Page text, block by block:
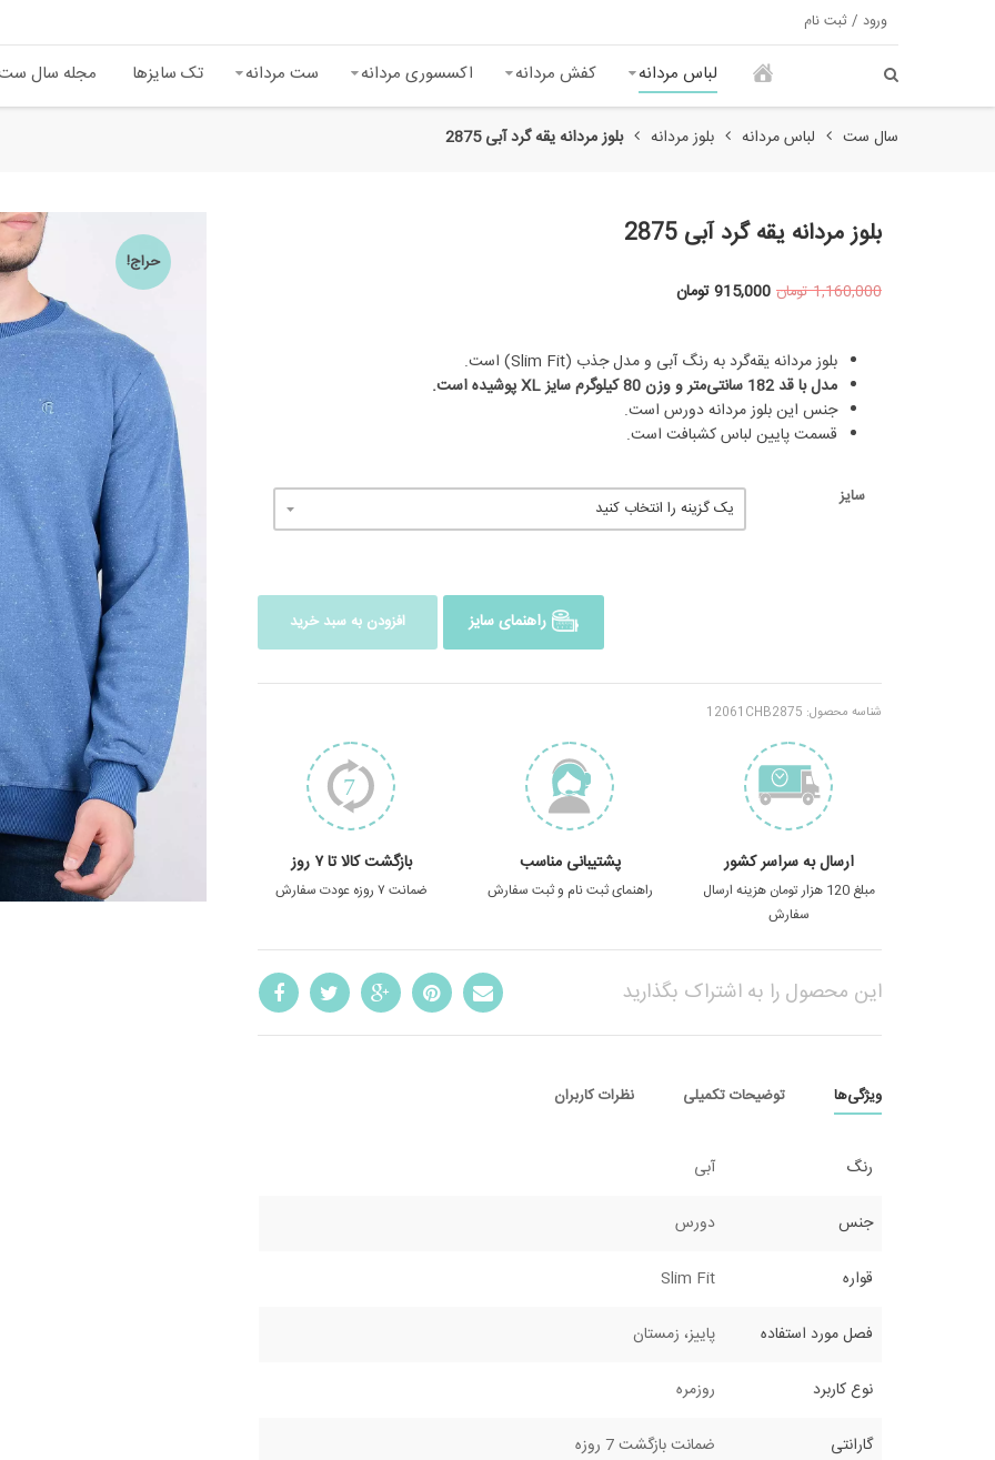
ورود / ثبت نام
لباس مردانه کفش مردانه اکسسوری مردانه ست‌ مردانه تک سایزها مجله سال
سال ست لباس مردانه بلوز مردانه بلوز مردانه یقه گرد آبی 2875
حراج!
بلوز مردانه یقه گرد آبی 2875
1,160,000تومان 915,000تومان
بلوز مردانه یقه‌گرد به رنگ آبی و مدل جذب (Slim Fit) است.
مدل با قد 182 سانتی‌متر و وزن 80 کیلوگرم سایز XL پوشیده است.
جنس این بلوز مردانه دورس است.
قسمت پایین لباس کشبافت است.
سایز
افزودن به سبد خرید راهنمای سایز
شناسه محصول: 12061CHB2875
بازگشت کالا تا ۷ روز
ضمانت ۷ روزه عودت سفارش
پشتیبانی مناسب
راهنمای ثبت نام و ثبت سفارش
ارسال به سراسر کشور
مبلغ 120 هزار تومان هزینه ارسال
سفارش
این محصول را به اشتراک بگذارید
ویژگی‌ها توضیحات تکمیلی نظرات کاربران
رنگ آبی
جنس دورس
قواره Slim Fit
فصل مورد استفاده پاییز، زمستان
نوع کاربرد روزمره
گارانتی ضمانت بازگشت 7 روزه